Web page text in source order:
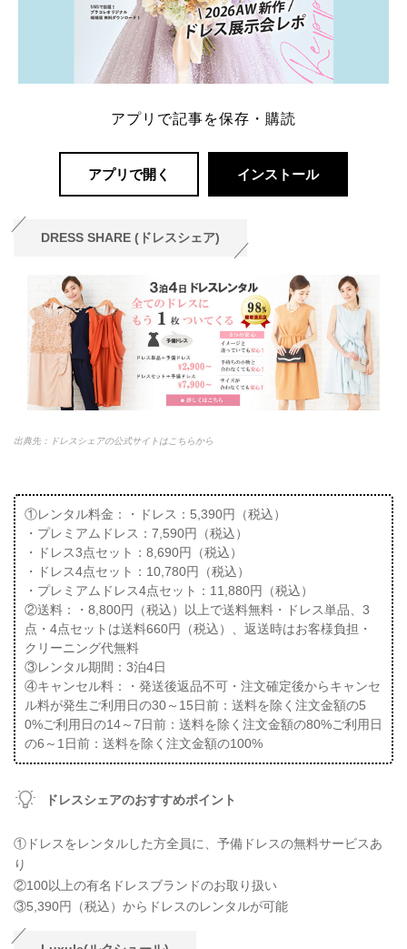
アプリで記事を保存・購読
アプリで開く インストール
DRESS SHARE (ドレスシェア)
出典先：ドレスシェアの公式サイトはこちらから
①レンタル料金：・ドレス：5,390円（税込）
・プレミアムドレス：7,590円（税込）
・ドレス3点セット：8,690円（税込）
・ドレス4点セット：10,780円（税込）
・プレミアムドレス4点セット：11,880円（税込）
②送料：・8,800円（税込）以上で送料無料・ドレス単品、3
点・4点セットは送料660円（税込）、返送時はお客様負担・
クリーニング代無料
③レンタル期間：3泊4日
④キャンセル料：・発送後返品不可・注文確定後からキャンセ
ル料が発生ご利用日の30～15日前：送料を除く注文金額の5
0%ご利用日の14～7日前：送料を除く注文金額の80%ご利用日
の6～1日前：送料を除く注文金額の100%
ドレスシェアのおすすめポイント
①ドレスをレンタルした方全員に、予備ドレスの無料サービスあ
り
②100以上の有名ドレスブランドのお取り扱い
③5,390円（税込）からドレスのレンタルが可能